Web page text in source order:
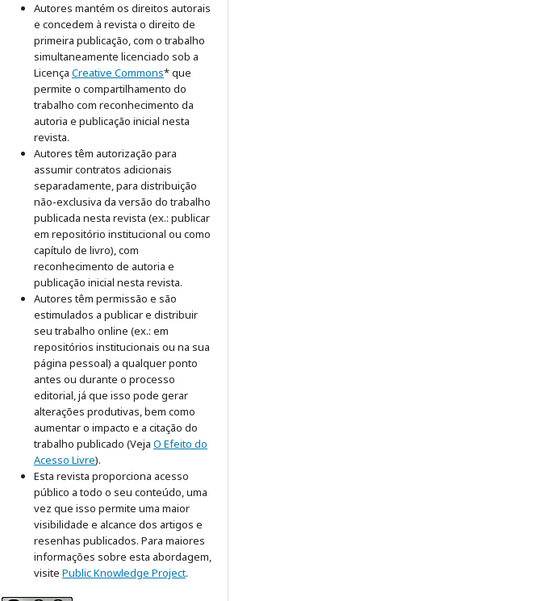
Autores mantém os direitos autorais
e concedem à revista o direito de
primeira publicação, com o trabalho
simultaneamente licenciado sob a
Licença Creative Commons* que
permite o compartilhamento do
trabalho com reconhecimento da
autoria e publicação inicial nesta
revista.
Autores têm autorização para
assumir contratos adicionais
separadamente, para distribuição
não-exclusiva da versão do trabalho
publicada nesta revista (ex.: publicar
em repositório institucional ou como
capítulo de livro), com
reconhecimento de autoria e
publicação inicial nesta revista.
Autores têm permissão e são
estimulados a publicar e distribuir
seu trabalho online (ex.: em
repositórios institucionais ou na sua
página pessoal) a qualquer ponto
antes ou durante o processo
editorial, já que isso pode gerar
alterações produtivas, bem como
aumentar o impacto e a citação do
trabalho publicado (Veja O Efeito do
Acesso Livre).
Esta revista proporciona acesso
público a todo o seu conteúdo, uma
vez que isso permite uma maior
visibilidade e alcance dos artigos e
resenhas publicados. Para maiores
informações sobre esta abordagem,
visite Public Knowledge Project.